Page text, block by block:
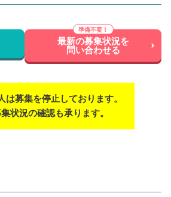
最新の募集状況を
問い合わせる
は募集を停止しております。
状況の確認も承ります。